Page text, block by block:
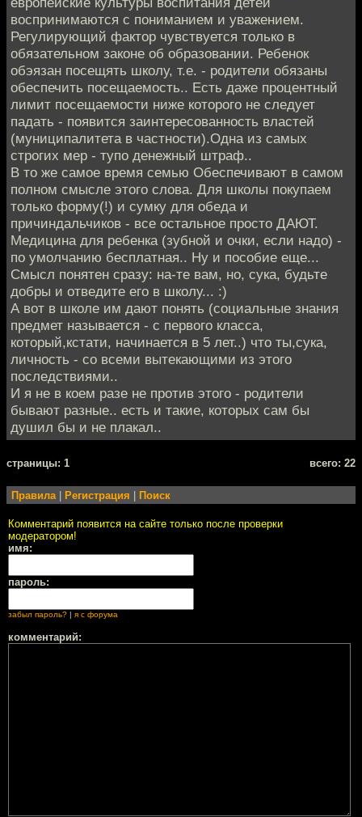
воспринимаются с пониманием и уважением.
Регулирующий фактор чувствуется только в
обязательном законе об образовании. Ребенок
обэязан посещять школу, т.е. - родители обязаны
обеспечить посещаемость.. Есть даже процентный
лимит посещаемости ниже которого не следует
падать - появится заинтересованность властей
(муниципалитета в частности).Одна из самых
строгих мер - тупо денежный штраф..
В то же самое время семью Обеспечивают в самом
полном смысле этого слова. Для школы покупаем
только форму(!) и сумку для обеда и
причиндальчиков - все остальное просто ДАЮТ.
Медицина для ребенка (зубной и очки, если надо) -
по умолчанию бесплатная.. Ну и пособие еще...
Смысл понятен сразу: на-те вам, но, сука, будьте
добры и отведите его в школу... :)
А вот в школе им дают понять (социальные знания
предмет называется - с первого класса,
который,кстати, начинается в 5 лет..) что ты,сука,
личность - со всеми вытекающими из этого
последствиями..
И я не в коем разе не против этого - родители
бывают разные.. есть и такие, которых сам бы
душил бы и не плакал..
cтраницы: 1 всего: 22
Правила| Регистрация Поиск
Комментарий появится на сайте только после проверки
модератором!
имя:
пароль:
забыл пароль? | я с форума
комментарий: